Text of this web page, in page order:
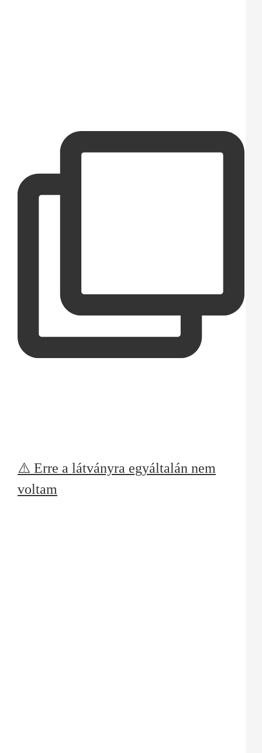
⚠️ Erre a látványra egyáltalán nem
voltam